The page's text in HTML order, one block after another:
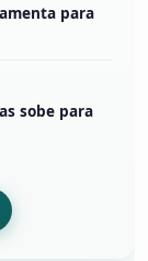
para
sobe para